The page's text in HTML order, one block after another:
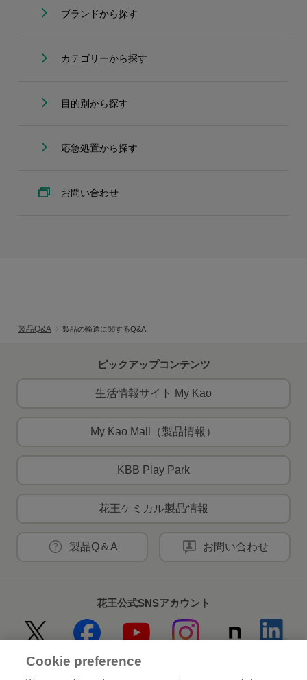
ブランドから探す
カテゴリーから探す
目的別から探す
応急処置から探す
お問い合わせ
製品Q&A 製品の輸送に関するQ&A
ピックアップコンテンツ
生活情報サイト My Kao
My Kao Mall（製品情報）
KBB Play Park
花王ケミカル製品情報
製品Q＆A お問い合わせ
花王公式SNSアカウント
Cookie preference